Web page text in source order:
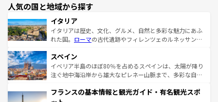
人気の国と地域から探す
イタリア
イタリアは歴史、文化、グルメ、自然と多彩な魅力にあふ
れた国。 ローマの古代遺跡やフィレンツェのルネッサンス
ろん、トスカーナの美しい田園風景やアマルフィ海岸の絶
景など、自然景観も見逃せない。観光の合間には、本場の
ピザやパスタなど、絶品のイタリア料理を堪能することも
ませてくれるイタリアで、忘れられない旅をしてみよう！
なお、新着のイタリア情報は
スペイン
イベリア半島のほぼ80％を占めるスペインは、太陽が降り
注ぐ地中海沿岸から雄大なピレネー山脈まで、多彩な自然
文化が根付くこの国では、情熱的なフラメンコ、熱気あふ
フランスの基本情報と観光ガイド・有名観光スポ